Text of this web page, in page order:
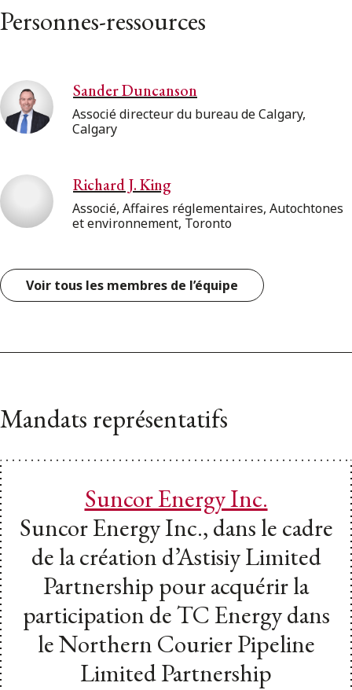
Personnes-ressources
Sander Duncanson
Associé directeur du bureau de Calgary,
Calgary
Richard J. King
Associé, Affaires réglementaires, Autochtones
et environnement, Toronto
Voir tous les membres de l’équipe
Mandats représentatifs
Suncor Energy Inc.
Suncor Energy Inc., dans le cadre
de la création d’Astisiy Limited
Partnership pour acquérir la
participation de TC Energy dans
le Northern Courier Pipeline
Limited Partnership